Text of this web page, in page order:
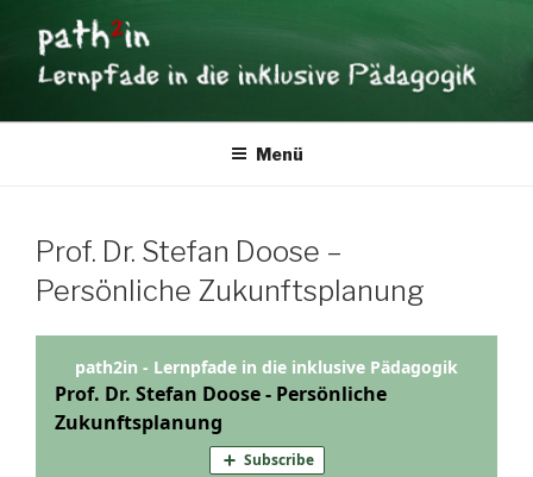
Inhalt
springen
PATH2IN
Menü
Prof. Dr. Stefan Doose –
Persönliche Zukunftsplanung